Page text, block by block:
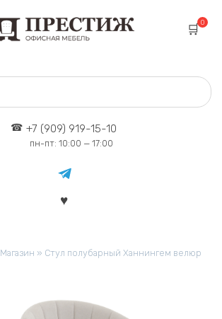
0
+7 (909) 919-15-10
пн-пт: 10:00 — 17:00
Магазин » Стул полубарный Ханнингем велюр